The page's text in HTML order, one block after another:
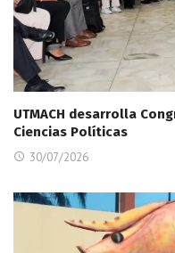
UTMACH desarrolla
Ciencias Políticas
30/07/2026